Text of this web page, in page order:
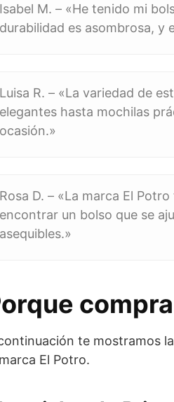
Isabel M. – «He tenido mi
durabilidad es asombrosa, y
Luisa R. – «La variedad de
elegantes hasta mochilas
ocasión.»
Rosa D. – «La marca El
encontrar un bolso que se
asequibles.»
te mostramos
El Potro.